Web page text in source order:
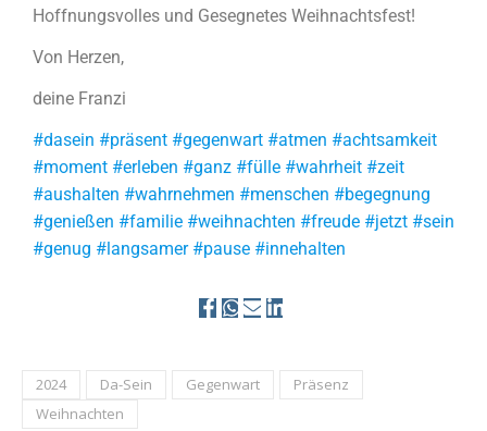
Hoffnungsvolles und Gesegnetes Weihnachtsfest!
Von Herzen,
deine Franzi
#dasein #präsent #gegenwart #atmen #achtsamkeit
#moment #erleben #ganz #fülle #wahrheit #zeit
#aushalten #wahrnehmen #menschen #begegnung
#genießen #familie #weihnachten #freude #jetzt #sein
#genug #langsamer #pause #innehalten
2024 Da-Sein Gegenwart
Präsenz
Weihnachten